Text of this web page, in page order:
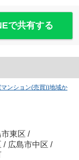
で共有する
マンション(売買))地域か
市東区 /
/ 広島市中区 /